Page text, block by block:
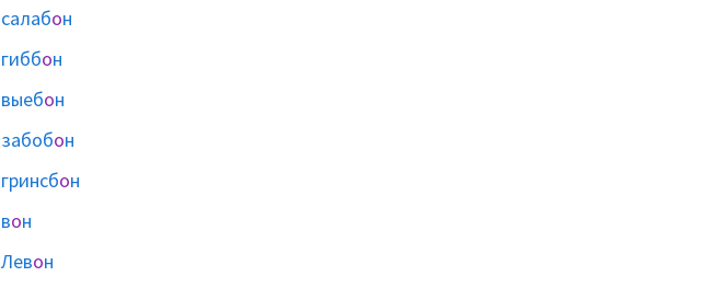
салабон
гиббон
выебон
забобон
гринсбон
вон
Левон